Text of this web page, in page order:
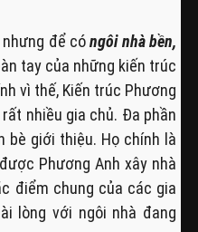
nhưng để cóngôi nhà bền,
tay của những kiến trúc
vì thế, Kiến trúc Phương
nhiều gia chủ. Đa phần
bè giới thiệu. Họ chính là
Phương Anh xây nhà
điểm chung của các gia
lòng với ngôi nhà đang